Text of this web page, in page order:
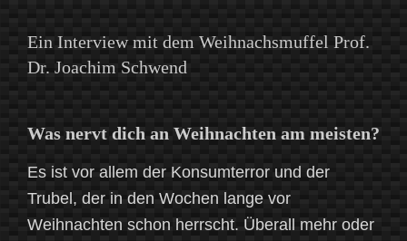
Ein Interview mit dem Weihnachsmuffel Prof.
Dr. Joachim Schwend
Was nervt dich an Weihnachten am meisten?
Es ist vor allem der Konsumterror und der
Trubel, der in den Wochen lange vor
Weihnachten schon herrscht. Überall mehr oder